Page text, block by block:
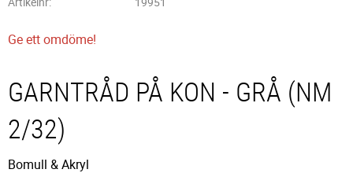
Ge ett omdöme!
GARNTRÅD PÅ KON - GRÅ (NM
2/32)
Bomull & Akryl